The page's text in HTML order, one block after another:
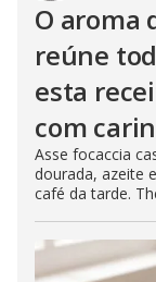
O aroma
reúne
esta
com
Asse focaccia
dourada, azeite
café da tarde.